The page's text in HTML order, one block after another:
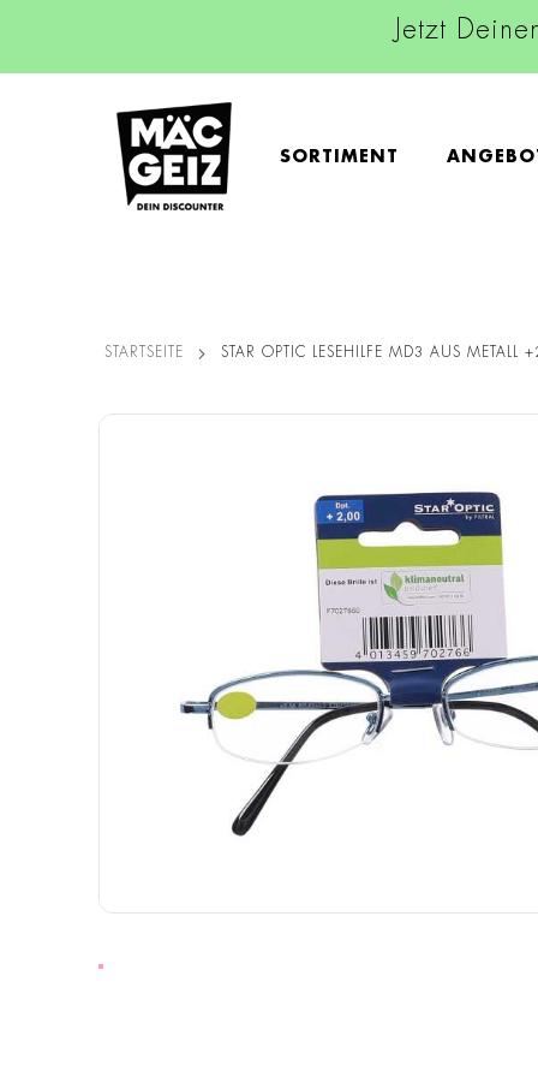
Jetzt
SORTIMENT
STARTSEITE STAR OPTIC LESEHILFE MD3 AUS METALL
Zum